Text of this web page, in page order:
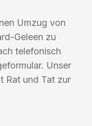
Umzug von
Geleen zu
telefonisch
Unser
Rat und Tat zur